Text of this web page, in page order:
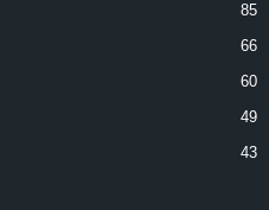
85
66
60
49
43